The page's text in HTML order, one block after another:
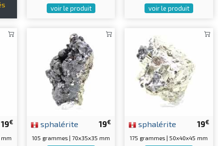
voir le produit voir le produit
19€
mm
19€
sphalérite
105 grammes | 70x35x35 mm
19€
sphalérite
175 grammes | 50x40x45 mm